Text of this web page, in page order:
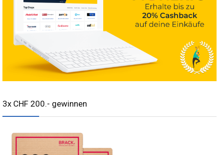
3x CHF 200.- gewinnen